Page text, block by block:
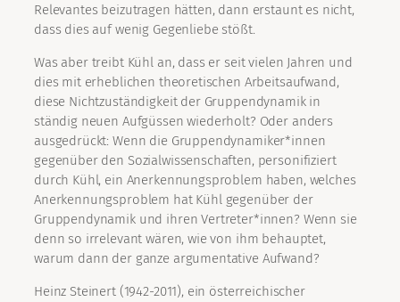
Relevantes beizutragen hätten, dann erstaunt es nicht,
dass dies auf wenig Gegenliebe stößt.
Was aber treibt Kühl an, dass er seit vielen Jahren und
dies mit erheblichen theoretischen Arbeitsaufwand,
diese Nichtzuständigkeit der Gruppendynamik in
ständig neuen Aufgüssen wiederholt? Oder anders
ausgedrückt: Wenn die Gruppendynamiker*innen
gegenüber den Sozialwissenschaften, personifiziert
durch Kühl, ein Anerkennungsproblem haben, welches
Anerkennungsproblem hat Kühl gegenüber der
Gruppendynamik und ihren Vertreter*innen? Wenn sie
denn so irrelevant wären, wie von ihm behauptet,
warum dann der ganze argumentative Aufwand?
Heinz Steinert (1942-2011), ein österreichischer